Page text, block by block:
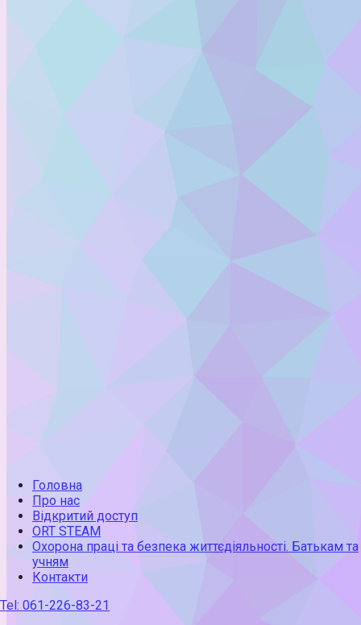
Головна
Про нас
Відкритий доступ
ORT STEAM
Охорона праці та безпека життєдіяльності. Батькам та
учням
Контакти
Tel: 061-226-83-21